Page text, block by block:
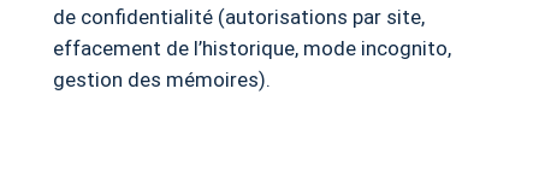
de confidentialité (autorisations par site,
effacement de l’historique, mode incognito,
gestion des mémoires).